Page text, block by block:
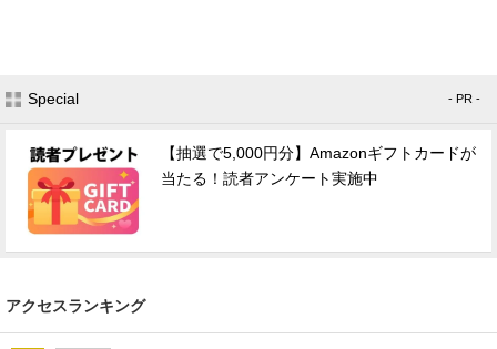
Special - PR -
【抽選で5,000円分】Amazonギフトカードが
当たる！読者アンケート実施中
アクセスランキング